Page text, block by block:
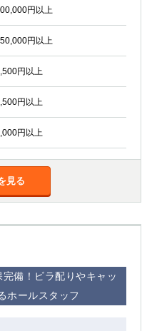
円以上
円以上
円以上
円以上
円以上
見る
完備！ビラ配りやキャッ
ホールスタッフ